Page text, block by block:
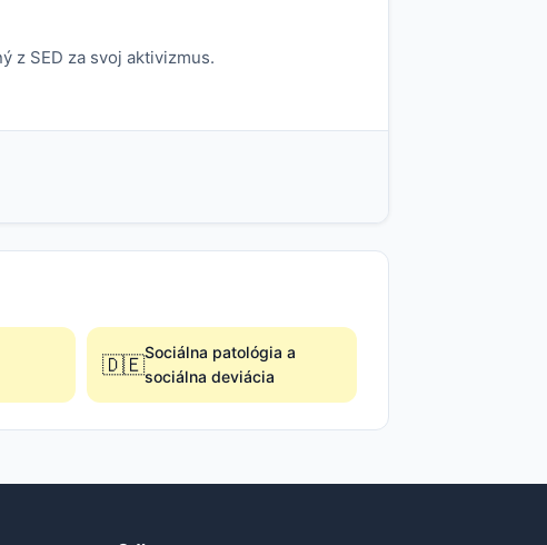
z SED za svoj aktivizmus.
🇩🇪Sociálna patológia a
sociálna deviácia